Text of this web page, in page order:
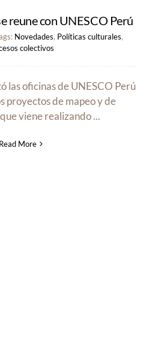
reune con UNESCO Perú
Novedades, Políticas culturales,
colectivos
las oficinas de UNESCO Perú
proyectos de mapeo y de
viene realizando ...
Read More